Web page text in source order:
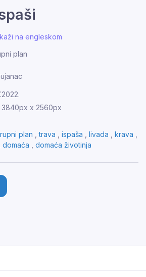
na engleskom
plan
3840px x 2560px
plan ,trava ispaša livada krava
domaća domaća životinja